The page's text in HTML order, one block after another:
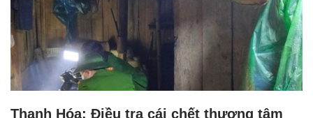
Thanh Hóa: Điều tra cái chết thương tâm